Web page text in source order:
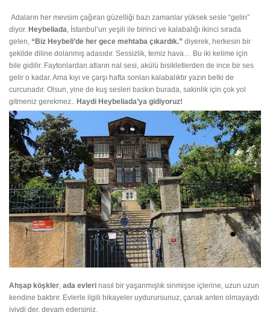
Adaların her mevsim çağıran güzelliği bazı zamanlar yüksek sesle “gelin”
diyor. Heybeliada, İstanbul’un yeşili ile birinci ve kalabalığı ikinci sırada
gelen, “Biz Heybeli’de her gece mehtaba çıkardık.” diyerek, herkesin bir
şekilde diline dolanmış adasıdır. Sessizlik, temiz hava… Bu iki kelime için
bile gidilir. Faytonlardan atların nal sesi, akülü bisikletlerden de ince bir ses
gelir o kadar. Ama kıyı ve çarşı hafta sonları kalabalıktır yazın belki de
curcunadır. Olsun, yine de kuş sesleri baskın burada, sakinlik için çok yol
gitmeniz gerekmez.. Haydi Heybeliada’ya gidiyoruz!
Ahşap köşkler, ada evleri nasıl bir yaşanmışlık sinmişse içlerine, uzun uzun
kendine baktırır. Evlerle ilgili hikayeler uydurursunuz, çanak anten olmayaydı
iyiydi der, devam edersiniz.